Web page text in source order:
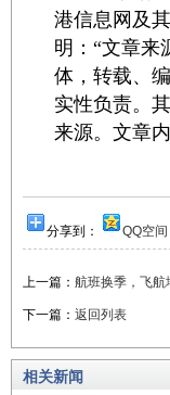
港信息网及
明：“文章来
体，转载、
实性负责。
来源。文章
分享到： QQ空间
上一篇： 航班换季，飞航
下一篇： 返回列表
相关新闻